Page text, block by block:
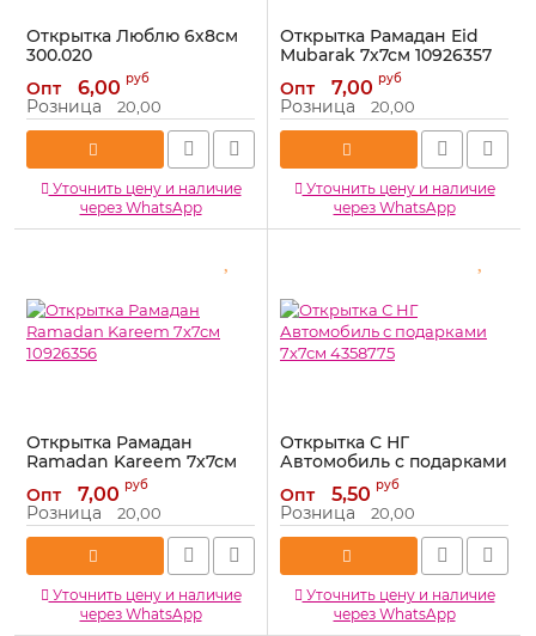
Открытка Люблю 6х8см
300.020
Артикул: 300.020
Опт 6,00 руб
Розница 20,00
Уточнить цену и наличие
через WhatsApp
Открытка Рамадан Eid
Mubarak 7х7см 10926357
Артикул: 10926357
Опт 7,00 руб
Розница 20,00
Уточнить цену и наличие
через WhatsApp
Открытка Рамадан
Ramadan Kareem 7х7см
Артикул: 10926356
Опт 7,00 руб
Розница 20,00
Уточнить цену и наличие
через WhatsApp
Открытка С НГ
Автомобиль с подарками
7х7см 4358775
Артикул: 4358775
Опт 5,50 руб
Розница 20,00
Уточнить цену и наличие
через WhatsApp